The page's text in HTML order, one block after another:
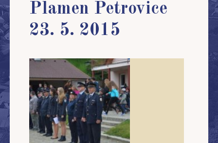
Plamen Petrovice
23. 5. 2015